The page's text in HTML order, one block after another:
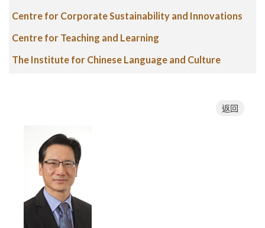
Centre for Corporate Sustainability and Innovations
Centre for Teaching and Learning
The Institute for Chinese Language and Culture
返回